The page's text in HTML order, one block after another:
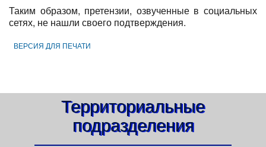
Таким образом, претензии, озвученные в социальных
сетях, не нашли своего подтверждения.
ВЕРСИЯ ДЛЯ ПЕЧАТИ
Территориальные
подразделения